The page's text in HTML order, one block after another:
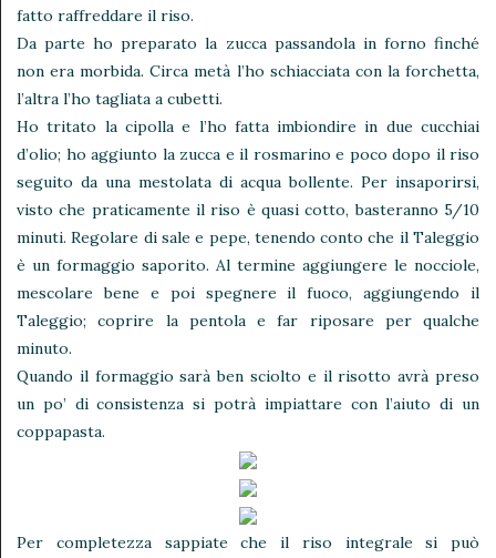
fatto raffreddare il riso.
Da parte ho preparato la zucca passandola in forno finché
non era morbida. Circa metà l’ho schiacciata con la forchetta,
l’altra l’ho tagliata a cubetti.
Ho tritato la cipolla e l’ho fatta imbiondire in due cucchiai
d’olio; ho aggiunto la zucca e il rosmarino e poco dopo il riso
seguito da una mestolata di acqua bollente. Per insaporirsi,
visto che praticamente il riso è quasi cotto, basteranno 5/10
minuti. Regolare di sale e pepe, tenendo conto che il Taleggio
è un formaggio saporito. Al termine aggiungere le nocciole,
mescolare bene e poi spegnere il fuoco, aggiungendo il
Taleggio; coprire la pentola e far riposare per qualche
minuto.
Quando il formaggio sarà ben sciolto e il risotto avrà preso
un po’ di consistenza si potrà impiattare con l’aiuto di un
coppapasta.
Per completezza sappiate che il riso integrale si può